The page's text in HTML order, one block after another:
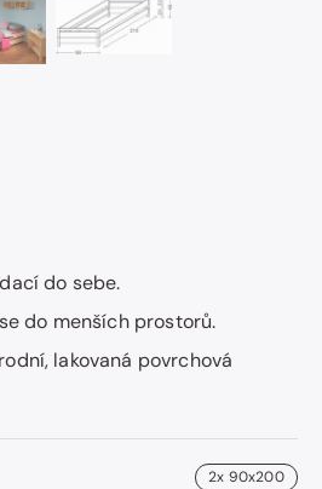
do sebe.
do menších prostorů.
lakovaná povrchová
2x 90x200